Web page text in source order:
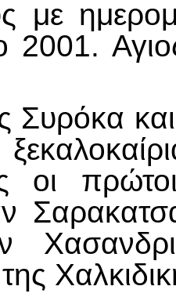
με
2001.
Συρόκα
οι